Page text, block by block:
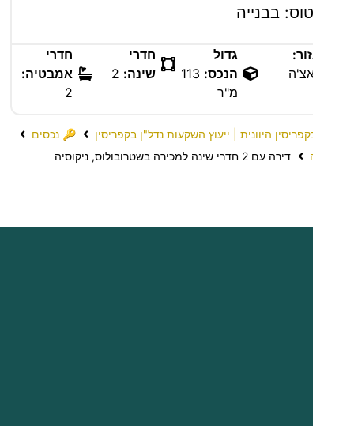
בבנייה
הנכס: 113
חדרי
שינה:2
אמבטיה:
היוונית | ייעוץ השקעות נדל"ן בקפריסין
🔑 נכסים
דירה עם 2 חדרי שינה למכירה בשטרובולוס, ניקוסיה